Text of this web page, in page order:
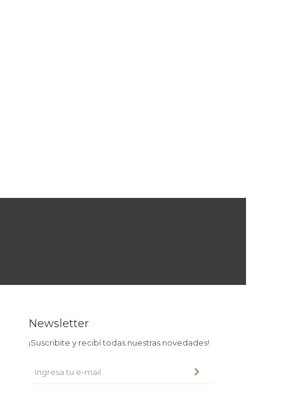
Newsletter
¡Suscribite y recibí todas nuestras novedades!